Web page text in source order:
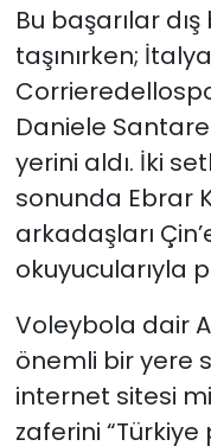
Bu başarılar
taşınırken;
Daniele
yerini aldı. İki
sonunda Ebrar
arkadaşları
okuyucularıyla
Voleybola dair
önemli bir yere
internet sitesi
zaferini “Türkiye